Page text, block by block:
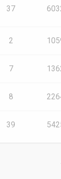
37
2
7
8
39